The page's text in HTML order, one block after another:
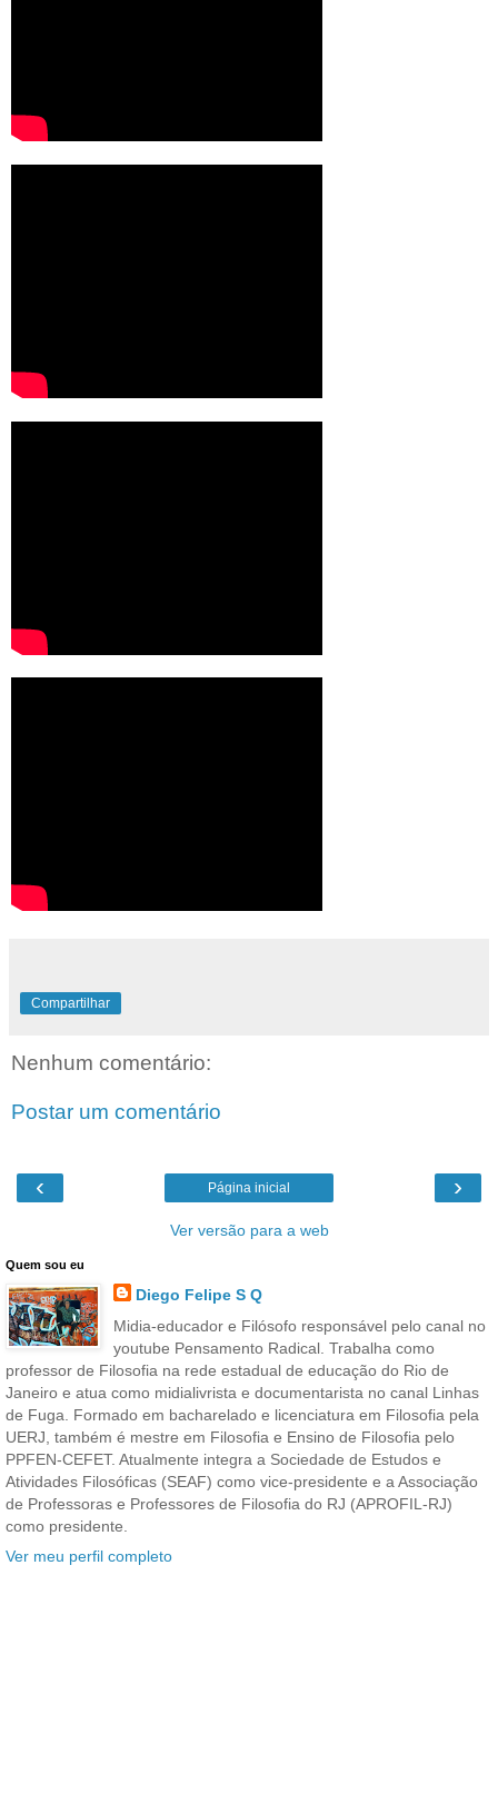
Compartilhar
Nenhum comentário:
Postar um comentário
‹ ›
Página inicial
Ver versão para a web
Quem sou eu
Diego Felipe S Q
Midia-educador e Filósofo responsável pelo canal no
youtube Pensamento Radical. Trabalha como
professor de Filosofia na rede estadual de educação do Rio de
Janeiro e atua como midialivrista e documentarista no canal Linhas
de Fuga. Formado em bacharelado e licenciatura em Filosofia pela
UERJ, também é mestre em Filosofia e Ensino de Filosofia pelo
PPFEN-CEFET. Atualmente integra a Sociedade de Estudos e
Atividades Filosóficas (SEAF) como vice-presidente e a Associação
de Professoras e Professores de Filosofia do RJ (APROFIL-RJ)
como presidente.
Ver meu perfil completo